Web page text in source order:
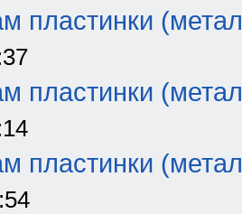
пластинки
пластинки
пластинки